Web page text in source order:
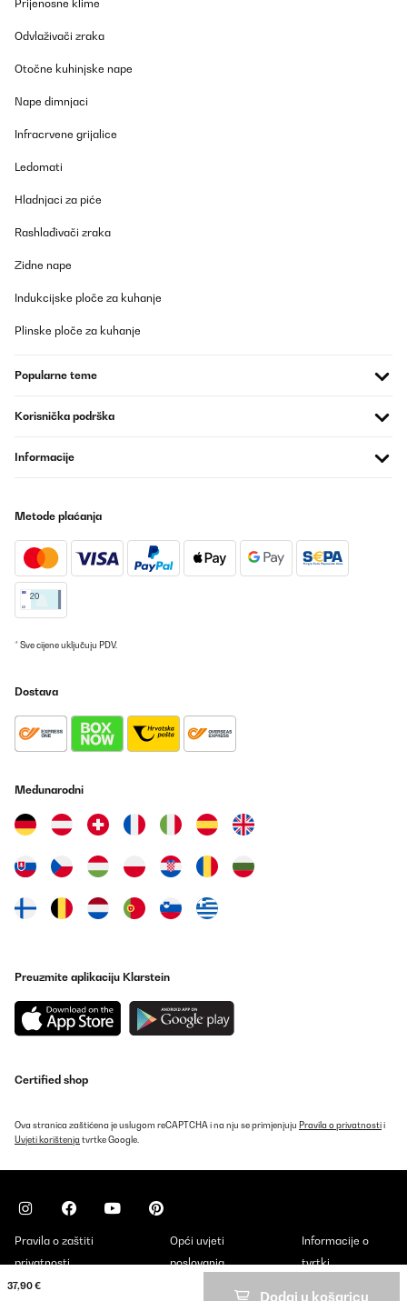
37,90 €
Dodaj u košaricu
Prijenosne klime
Odvlaživači zraka
Otočne kuhinjske nape
Nape dimnjaci
Infracrvene grijalice
Ledomati
Hladnjaci za piće
Rashlađivači zraka
Zidne nape
Indukcijske ploče za kuhanje
Plinske ploče za kuhanje
Popularne teme
Korisnička podrška
Informacije
Metode plaćanja
* Sve cijene uključuju PDV.
Dostava
Međunarodni
Preuzmite aplikaciju Klarstein
Certified shop
Ova stranica zaštićena je uslugom reCAPTCHA i na nju se primjenjuju Pravila o privatnostii
Uvjeti korištenja tvrtke Google.
Pravila o zaštiti
privatnosti
Opći uvjeti
poslovanja
Informacije o
tvrtki